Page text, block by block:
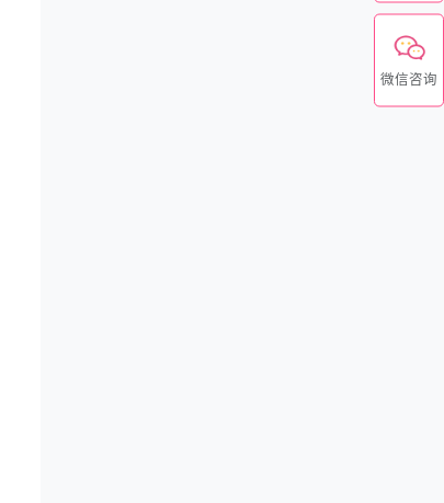
微信咨询